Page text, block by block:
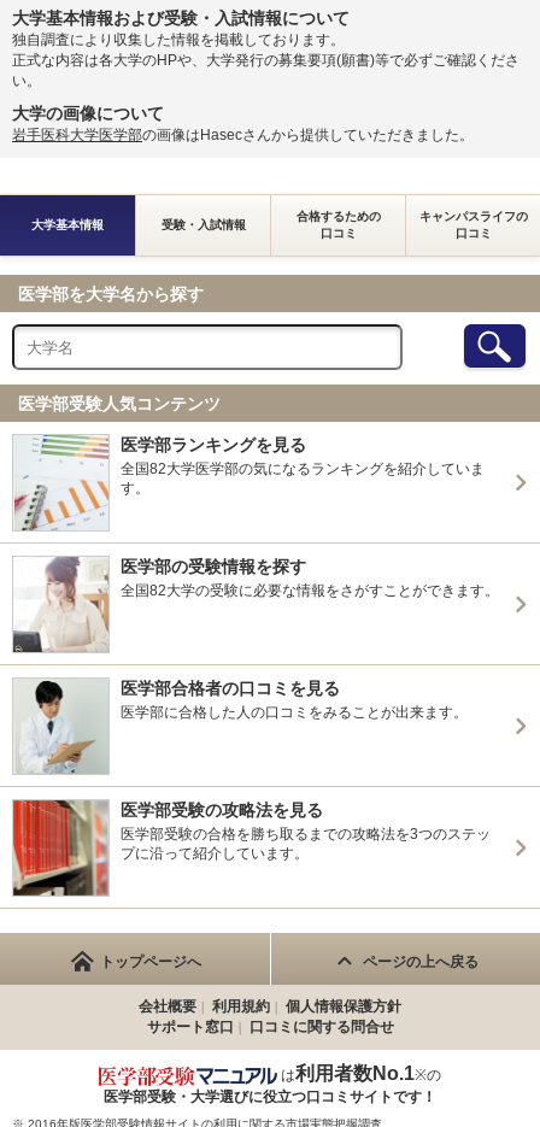
大学基本情報および受験・入試情報について
独自調査により収集した情報を掲載しております。
正式な内容は各大学のHPや、大学発行の募集要項(願書)等で必ずご確認くださ
い。
大学の画像について
岩手医科大学医学部の画像はHasecさんから提供していただきました。
大学基本情報 受験・入試情報
合格するための
口コミ
キャンパスライフの
口コミ
医学部を大学名から探す
医学部受験人気コンテンツ
医学部ランキングを見る
全国82大学医学部の気になるランキングを紹介していま
す。
医学部の受験情報を探す
全国82大学の受験に必要な情報をさがすことができます。
医学部合格者の口コミを見る
医学部に合格した人の口コミをみることが出来ます。
医学部受験の攻略法を見る
医学部受験の合格を勝ち取るまでの攻略法を3つのステッ
プに沿って紹介しています。
トップページへ ページの上へ戻る
会社概要 利用規約
個人情報保護方針
サポート窓口
口コミに関する問合せ
は利用者数No.1※の
医学部受験・大学選びに役立つ口コミサイトです！
※ 2016年版医学部受験情報サイトの利用に関する市場実態把握調査